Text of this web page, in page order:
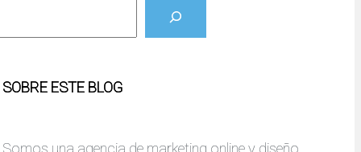
SOBRE ESTE BLOG